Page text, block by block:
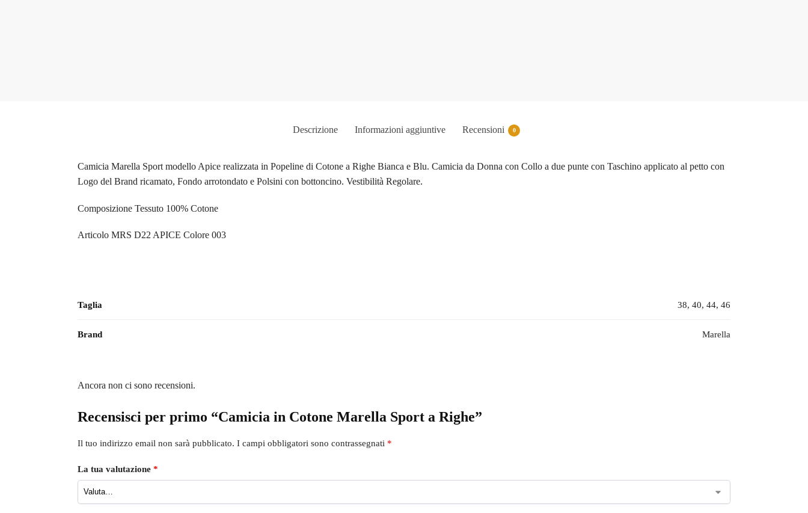
Descrizione Informazioni aggiuntive Recensioni 0
Camicia Marella Sport modello Apice realizzata in Popeline di Cotone a Righe Bianca e Blu. Camicia da Donna con Collo a due punte con Taschino applicato al petto con
Logo del Brand ricamato, Fondo arrotondato e Polsini con bottoncino. Vestibilità Regolare.
Composizione Tessuto 100% Cotone
Articolo MRS D22 APICE Colore 003
Taglia 38, 40, 44, 46
Brand Marella
Ancora non ci sono recensioni.
Recensisci per primo “Camicia in Cotone Marella Sport a Righe”
Il tuo indirizzo email non sarà pubblicato. I campi obbligatori sono contrassegnati *
La tua valutazione *